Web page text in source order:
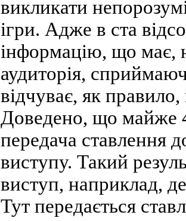
викликати
ігри. Адже в ста
інформацію, що має,
аудиторія,
відчуває, як
Доведено, що майже
передача ставлення
виступу. Такий
виступ, наприклад,
Тут передається